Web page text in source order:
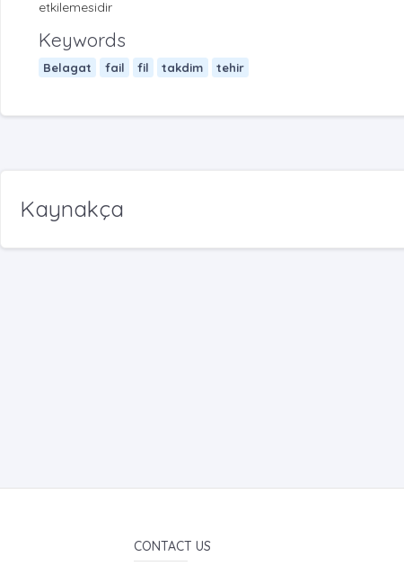
etkilemesidir
Keywords
Belagat fail fil takdim tehir
Kaynakça
CONTACT US